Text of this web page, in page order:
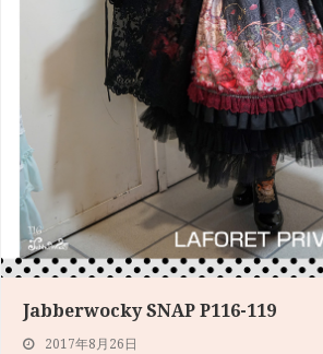
Jabberwocky SNAP P116-119
2017年8月26日
We’re Jabberwocky Models!P020-
2017年7月4日